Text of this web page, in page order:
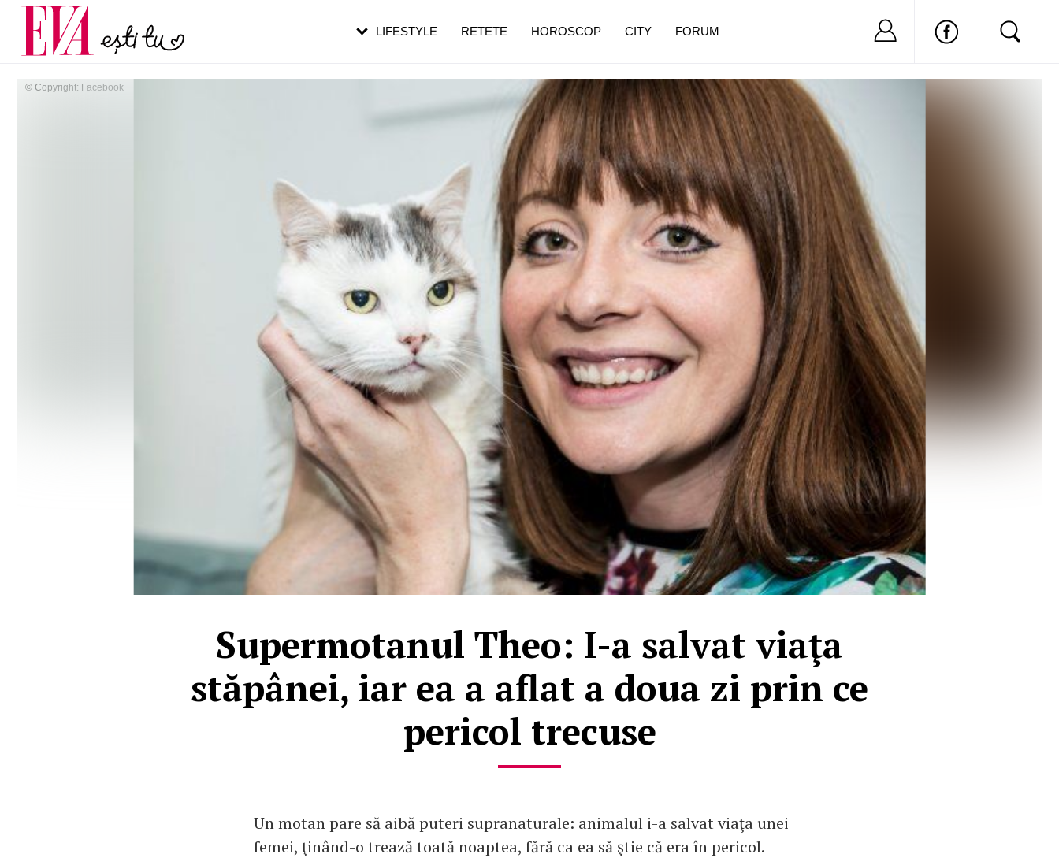
© Copyright: Facebook
Supermotanul Theo: I-a salvat viaţa
stăpânei, iar ea a aflat a doua zi prin ce
pericol trecuse
Un motan pare să aibă puteri supranaturale: animalul i-a salvat viaţa unei
femei, ţinând-o trează toată noaptea, fără ca ea să ştie că era în pericol.
LIFESTYLE RETETE HOROSCOP CITY FORUM Nu ai cont?
Carieră
Actualitate
pe măsură ce înaintezi în vârstă